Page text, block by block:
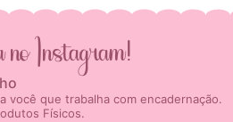
Instagram!
você que trabalha com encadernação.
Físicos.